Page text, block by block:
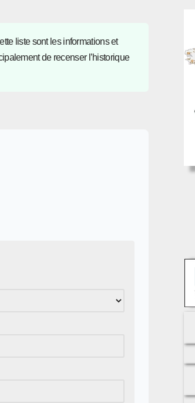
liste sont les informations et
de recenser l’historique